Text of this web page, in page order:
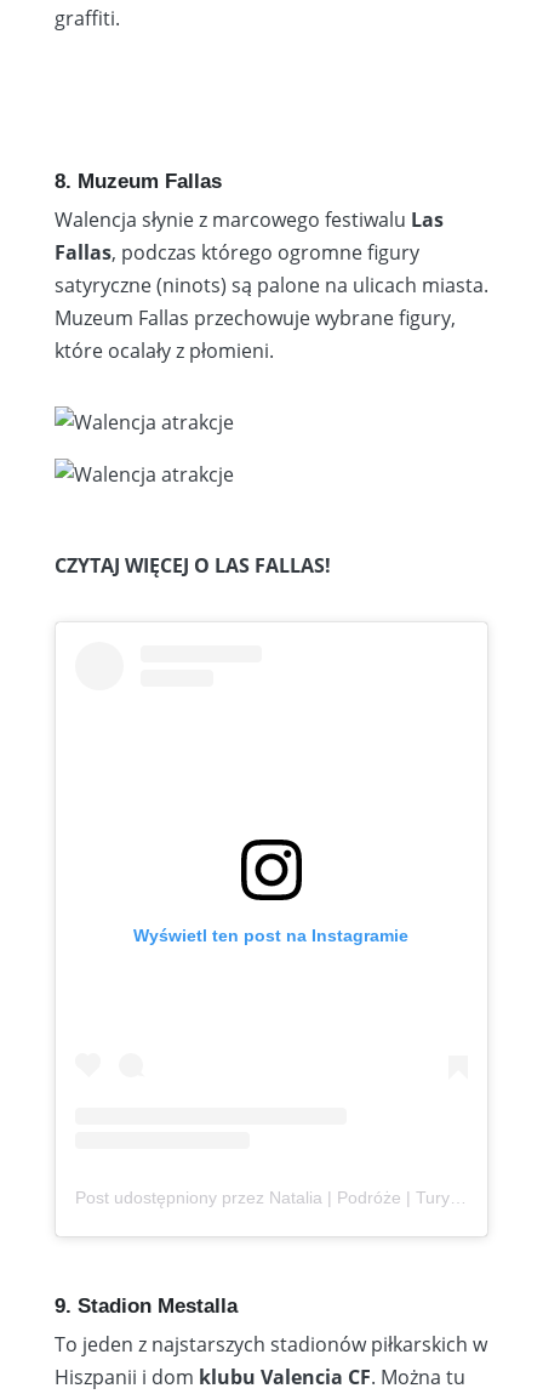
graffiti.
8. Muzeum Fallas
Walencja słynie z marcowego festiwalu Las
Fallas, podczas którego ogromne figury
satyryczne (ninots) są palone na ulicach miasta.
Muzeum Fallas przechowuje wybrane figury,
które ocalały z płomieni.
CZYTAJ WIĘCEJ O LAS FALLAS!
Wyświetl ten post na Instagramie
Post udostępniony przez Natalia | Podróże | Turystyka | Social Media (@podroznaetacie)
9. Stadion Mestalla
To jeden z najstarszych stadionów piłkarskich w
Hiszpanii i dom klubu Valencia CF. Można tu